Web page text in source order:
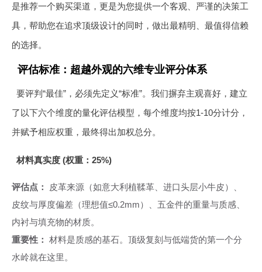
是推荐一个购买渠道，更是为您提供一个客观、严谨的决策工
具，帮助您在追求顶级设计的同时，做出最精明、最值得信赖
的选择。
评估标准：超越外观的六维专业评分体系
要评判“最佳”，必须先定义“标准”。我们摒弃主观喜好，建立
了以下六个维度的量化评估模型，每个维度均按1-10分计分，
并赋予相应权重，最终得出加权总分。
材料真实度 (权重：25%)
评估点：
皮革来源（如意大利植鞣革、进口头层小牛皮）、
皮纹与厚度偏差（理想值≤0.2mm）、五金件的重量与质感、
内衬与填充物的材质。
重要性： 材料是质感的基石。顶级复刻与低端货的第一个分
水岭就在这里。